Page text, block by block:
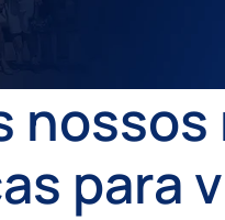
para